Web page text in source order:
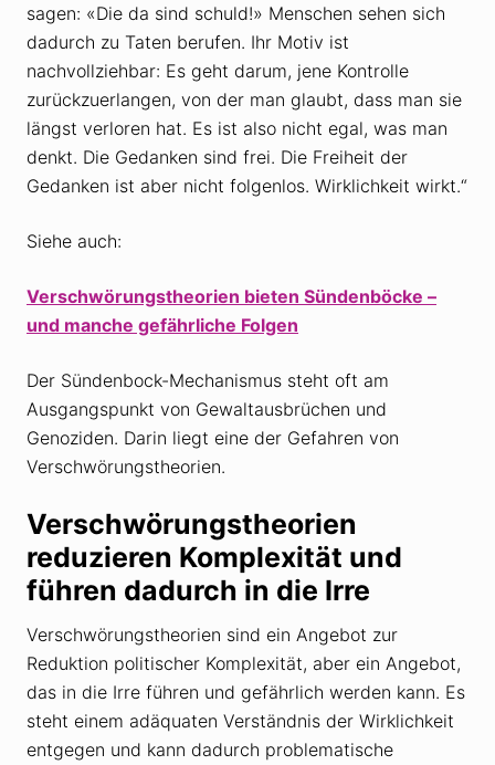
sagen: «Die da sind schuld!» Menschen sehen sich
dadurch zu Taten berufen. Ihr Motiv ist
nachvollziehbar: Es geht darum, jene Kontrolle
zurückzuerlangen, von der man glaubt, dass man sie
längst verloren hat. Es ist also nicht egal, was man
denkt. Die Gedanken sind frei. Die Freiheit der
Gedanken ist aber nicht folgenlos. Wirklichkeit wirkt.“
Siehe auch:
Verschwörungstheorien bieten Sündenböcke –
und manche gefährliche Folgen
Der Sündenbock-Mechanismus steht oft am
Ausgangspunkt von Gewaltausbrüchen und
Genoziden. Darin liegt eine der Gefahren von
Verschwörungstheorien.
Verschwörungstheorien
reduzieren Komplexität und
führen dadurch in die Irre
Verschwörungstheorien sind ein Angebot zur
Reduktion politischer Komplexität, aber ein Angebot,
das in die Irre führen und gefährlich werden kann. Es
steht einem adäquaten Verständnis der Wirklichkeit
entgegen und kann dadurch problematische